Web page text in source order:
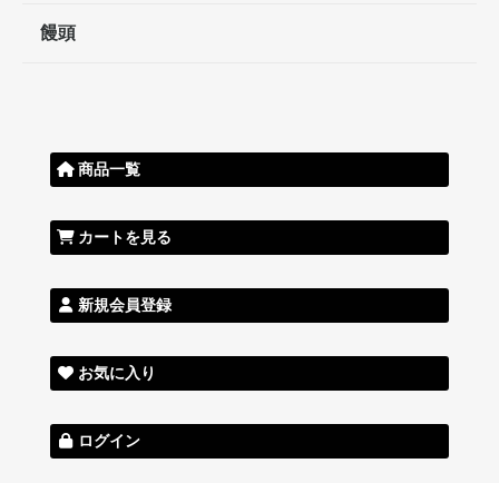
饅頭
商品一覧
カートを見る
新規会員登録
お気に入り
ログイン